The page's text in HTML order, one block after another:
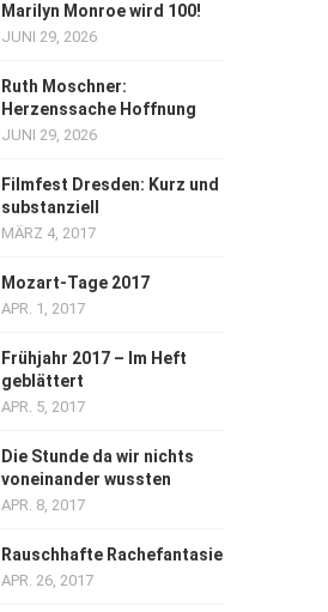
Marilyn Monroe wird 100!
JUNI 29, 2026
Ruth Moschner:
Herzenssache Hoffnung
JUNI 29, 2026
Filmfest Dresden: Kurz und
substanziell
MÄRZ 4, 2017
Mozart-Tage 2017
APR. 1, 2017
Frühjahr 2017 – Im Heft
geblättert
APR. 5, 2017
Die Stunde da wir nichts
voneinander wussten
APR. 8, 2017
Rauschhafte Rachefantasie
APR. 26, 2017